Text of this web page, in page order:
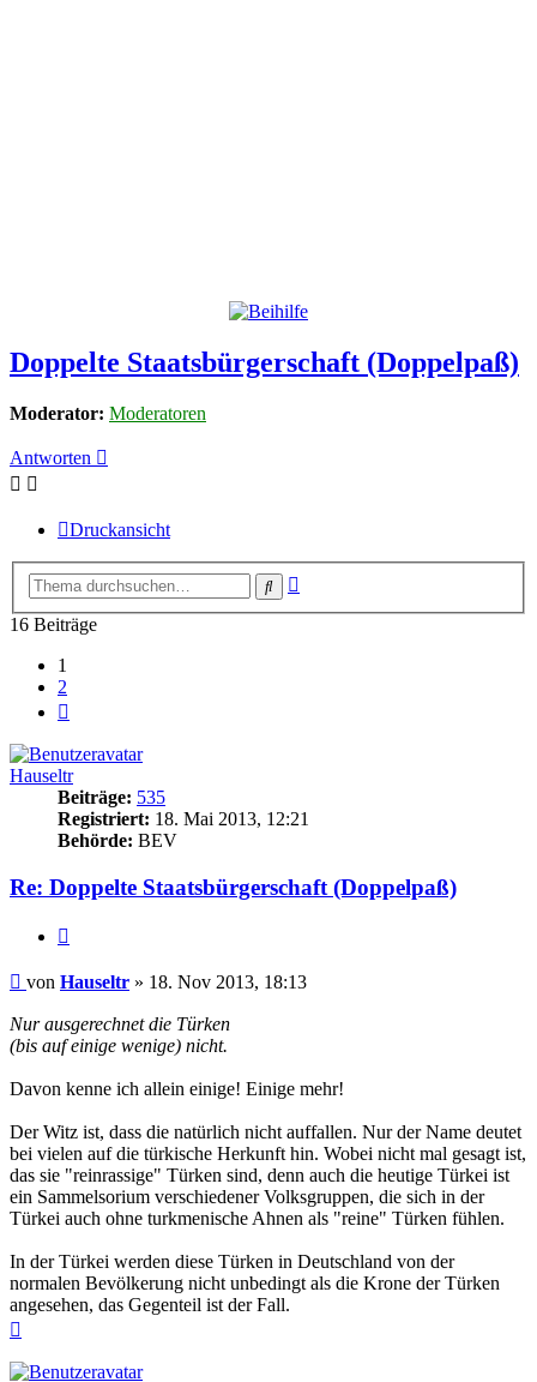
Doppelte Staatsbürgerschaft (Doppelpaß)
Moderator: Moderatoren
Antworten
Druckansicht
Suche
16 Beiträge
1
2
Hauseltr
Beiträge: 535
Registriert: 18. Mai 2013, 12:21
Behörde: BEV
Re: Doppelte Staatsbürgerschaft (Doppelpaß)
Beitrag
von Hauseltr » 18. Nov 2013, 18:13
Nur ausgerechnet die Türken
(bis auf einige wenige) nicht.
Davon kenne ich allein einige! Einige mehr!
Der Witz ist, dass die natürlich nicht auffallen. Nur der Name deutet
bei vielen auf die türkische Herkunft hin. Wobei nicht mal gesagt ist,
das sie "reinrassige" Türken sind, denn auch die heutige Türkei ist
ein Sammelsorium verschiedener Volksgruppen, die sich in der
Türkei auch ohne turkmenische Ahnen als "reine" Türken fühlen.
In der Türkei werden diese Türken in Deutschland von der
normalen Bevölkerung nicht unbedingt als die Krone der Türken
angesehen, das Gegenteil ist der Fall.